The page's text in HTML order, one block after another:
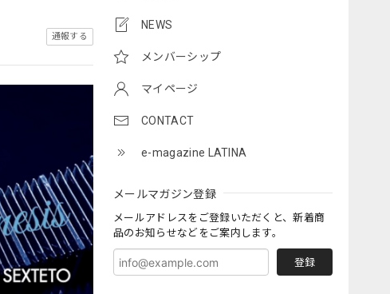
NEWS
メンバーシップ
マイページ
CONTACT
e-magazine LATINA
メールマガジン登録
メールアドレスをご登録いただくと、新着商
品のお知らせなどをご案内します。
登録
通報する